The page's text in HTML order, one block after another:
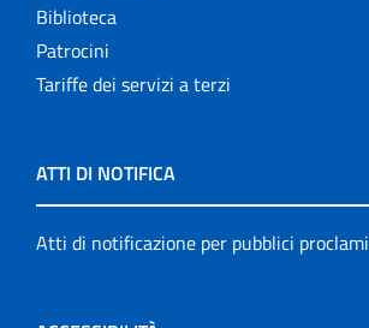
Biblioteca
Patrocini
Tariffe dei servizi a terzi
ATTI DI NOTIFICA
Atti di notificazione per pubblici proclami